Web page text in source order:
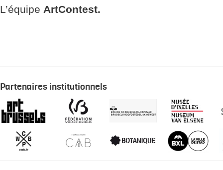
L’équipe ArtContest.
Partenaires institutionnels